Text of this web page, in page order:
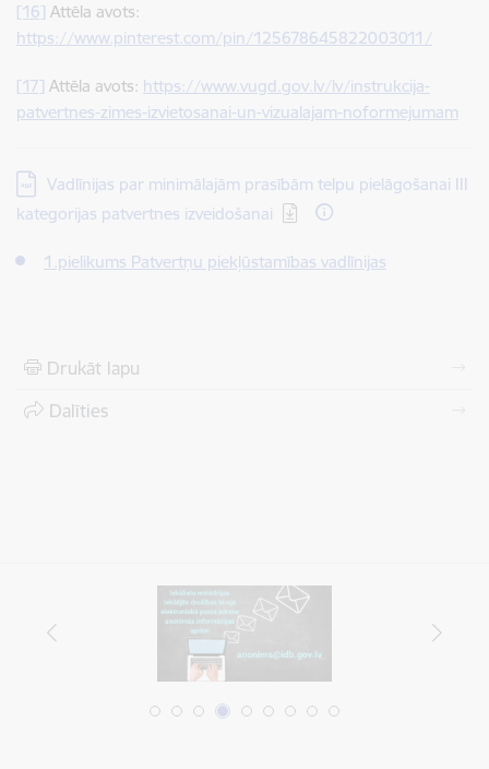
[16] Attēla avots:
https://www.pinterest.com/pin/125678645822003011/
[17] Attēla avots: https://www.vugd.gov.lv/lv/instrukcija-
patvertnes-zimes-izvietosanai-un-vizualajam-noformejumam
Lejupielādēt:
Vadlīnijas par minimālajām prasībām telpu pielāgošanai III
kategorijas patvertnes izveidošanai
1.pielikums Patvertņu piekļūstamības vadlīnijas
Drukāt lapu
Dalīties